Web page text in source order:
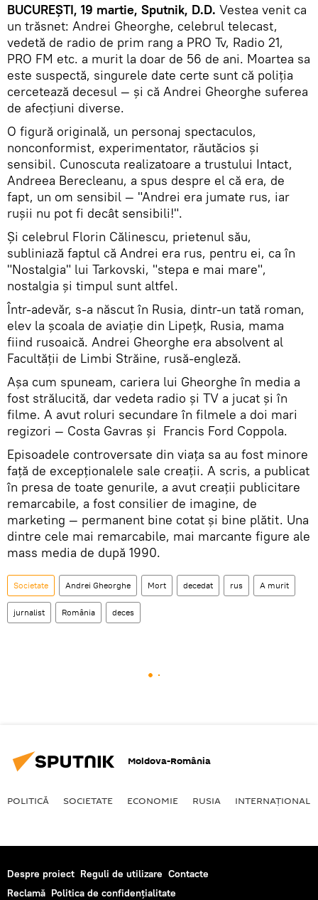
BUCUREȘTI, 19 martie, Sputnik, D.D. Vestea venit ca
un trăsnet: Andrei Gheorghe, celebrul telecast,
vedetă de radio de prim rang a PRO Tv, Radio 21,
PRO FM etc. a murit la doar de 56 de ani. Moartea sa
este suspectă, singurele date certe sunt că poliția
cercetează decesul — și că Andrei Gheorghe suferea
de afecțiuni diverse.
O figură originală, un personaj spectaculos,
nonconformist, experimentator, răutăcios și
sensibil. Cunoscuta realizatoare a trustului Intact,
Andreea Berecleanu, a spus despre el că era, de
fapt, un om sensibil — "Andrei era jumate rus, iar
rușii nu pot fi decât sensibili!".
Și celebrul Florin Călinescu, prietenul său,
subliniază faptul că Andrei era rus, pentru ei, ca în
"Nostalgia" lui Tarkovski, "stepa e mai mare",
nostalgia și timpul sunt altfel.
Într-adevăr, s-a născut în Rusia, dintr-un tată roman,
elev la școala de aviație din Lipețk, Rusia, mama
fiind rusoaică. Andrei Gheorghe era absolvent al
Facultății de Limbi Străine, rusă-engleză.
Așa cum spuneam, cariera lui Gheorghe în media a
fost strălucită, dar vedeta radio și TV a jucat și în
filme. A avut roluri secundare în filmele a doi mari
regizori — Costa Gavras și Francis Ford Coppola.
Episoadele controversate din viața sa au fost minore
față de excepționalele sale creații. A scris, a publicat
în presa de toate genurile, a avut creații publicitare
remarcabile, a fost consilier de imagine, de
marketing — permanent bine cotat și bine plătit. Una
dintre cele mai remarcabile, mai marcante figure ale
mass media de după 1990.
Societate Andrei Gheorghe Mort decedat rus A murit
jurnalist România deces
Moldova-România
POLITICĂ SOCIETATE ECONOMIE RUSIA INTERNAŢIONAL
Despre proiect Reguli de utilizare Contacte
Reclamă Politica de confidențialitate